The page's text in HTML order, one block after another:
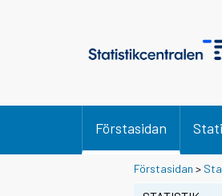
Förstasidan
Förstasidan >